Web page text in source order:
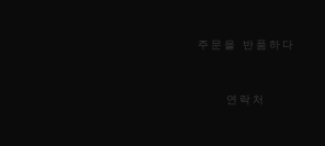
주문을 반품하다
연락처